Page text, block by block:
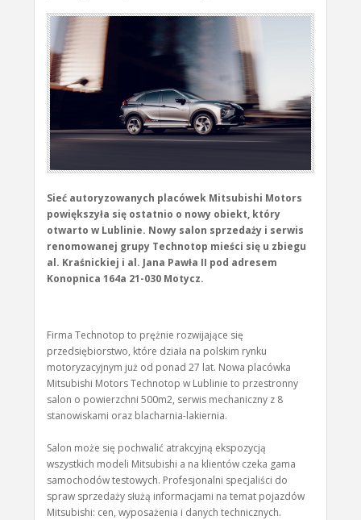
Sieć autoryzowanych placówek Mitsubishi Motors
powiększyła się ostatnio o nowy obiekt, który
otwarto w Lublinie. Nowy salon sprzedaży i serwis
renomowanej grupy Technotop mieści się u zbiegu
al. Kraśnickiej i al. Jana Pawła II pod adresem
Konopnica 164a 21-030 Motycz.
Firma Technotop to prężnie rozwijające się
przedsiębiorstwo, które działa na polskim rynku
motoryzacyjnym już od ponad 27 lat. Nowa placówka
Mitsubishi Motors Technotop w Lublinie to przestronny
salon o powierzchni 500m2, serwis mechaniczny z 8
stanowiskami oraz blacharnia-lakiernia.
Salon może się pochwalić atrakcyjną ekspozycją
wszystkich modeli Mitsubishi a na klientów czeka gama
samochodów testowych. Profesjonalni specjaliści do
spraw sprzedaży służą informacjami na temat pojazdów
Mitsubishi: cen, wyposażenia i danych technicznych.